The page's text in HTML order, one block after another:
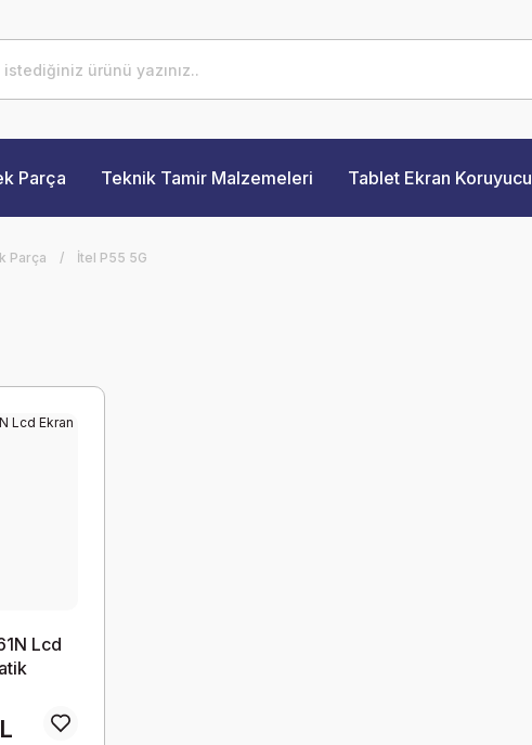
Parça Teknik Tamir Malzemeleri Tablet Ekran Koruyucu
Parça İtel P55 5G
Lcd